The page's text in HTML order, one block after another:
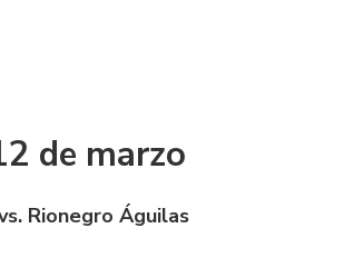
de marzo
Rionegro Águilas